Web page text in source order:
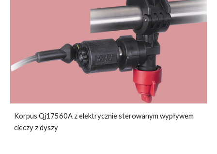
Korpus Qj17560A z elektrycznie sterowanym wypływem
cieczy z dyszy